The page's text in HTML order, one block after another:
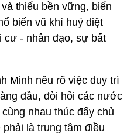
thiếu bền vững, biến
biến vũ khí huỷ diệt
cư - nhân đạo, sự bất
Minh nêu rõ việc duy trì
đầu, đòi hỏi các nước
nhau thúc đẩy chủ
là trung tâm điều